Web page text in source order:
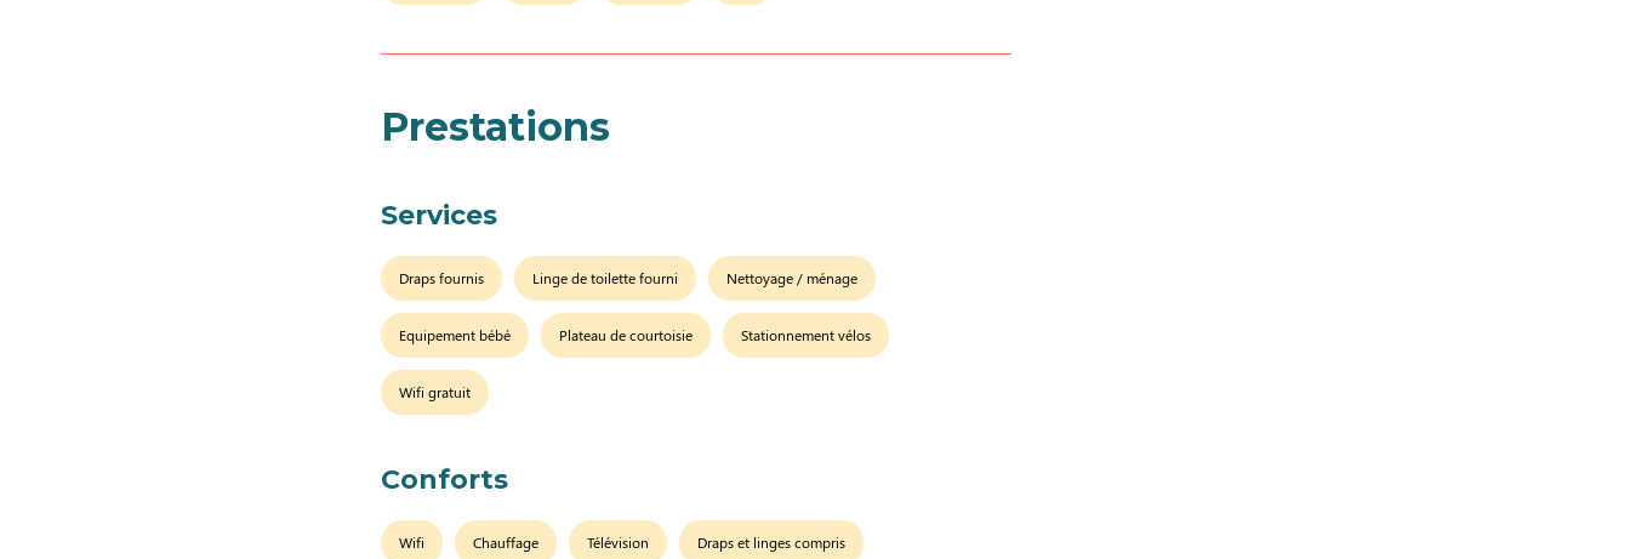
Prestations
Services
Draps fournis Linge de toilette fourni Nettoyage / ménage
Equipement bébé Plateau de courtoisie Stationnement vélos
Wifi gratuit
Conforts
Wifi Chauffage Télévision Draps et linges compris